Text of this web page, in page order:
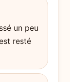
un peu
resté